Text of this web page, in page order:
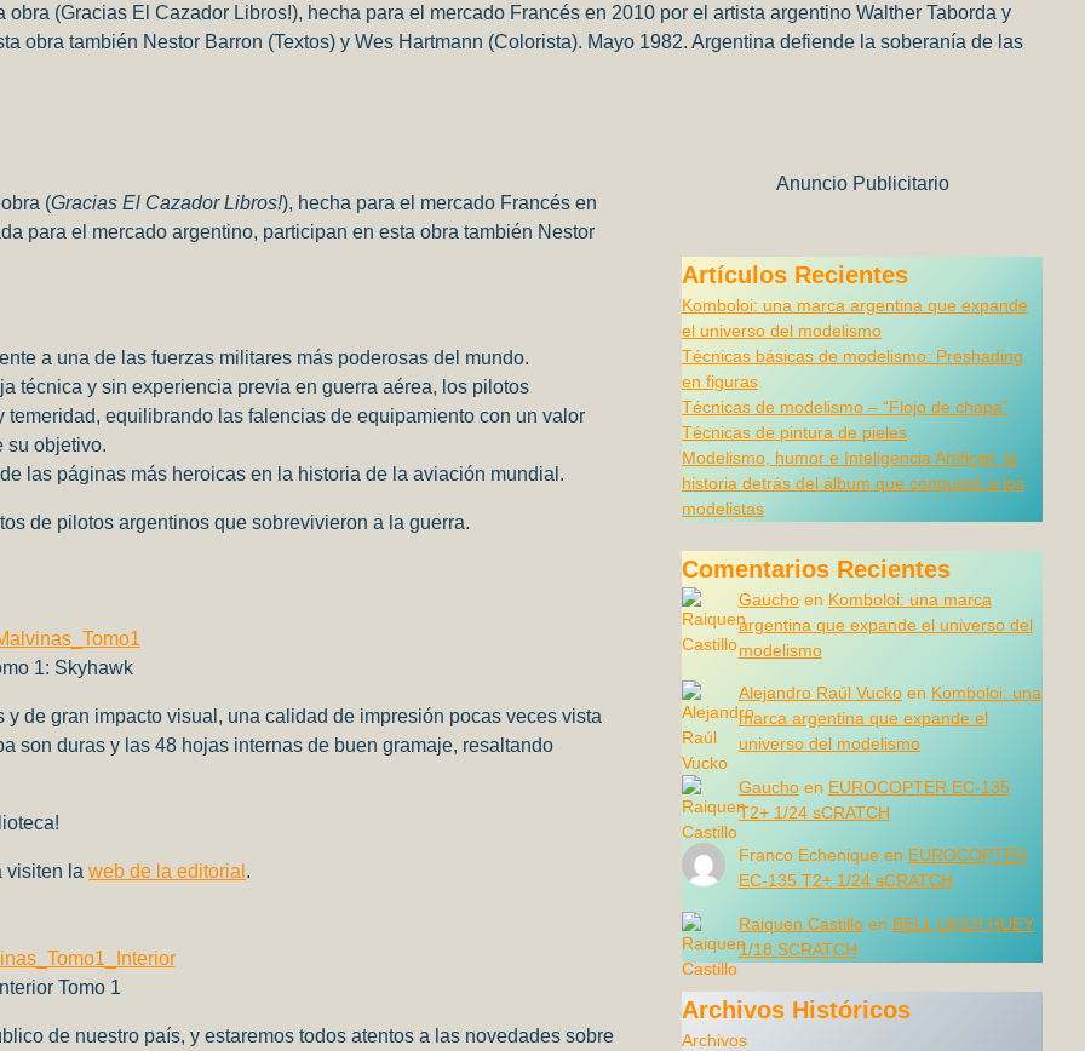
(Gracias El Cazador Libros!), hecha para el mercado Francés en 2010 por el artista argentino Walther Taborda y
obra también Nestor Barron (Textos) y Wes Hartmann (Colorista). Mayo 1982. Argentina defiende la soberanía de las
(Gracias El Cazador Libros!), hecha para el mercado Francés en
para el mercado argentino, participan en esta obra también Nestor
a una de las fuerzas militares más poderosas del mundo.
técnica y sin experiencia previa en guerra aérea, los pilotos
equilibrando las falencias de equipamiento con un valor
su objetivo.
las páginas más heroicas en la historia de la aviación mundial.
de pilotos argentinos que sobrevivieron a la guerra.
1: Skyhawk
de gran impacto visual, una calidad de impresión pocas veces vista
son duras y las 48 hojas internas de buen gramaje, resaltando
visiten la web de la editorial .
Interior Tomo 1
de nuestro país, y estaremos todos atentos a las novedades sobre
Anuncio Publicitario
Artículos Recientes
Komboloi: una marca argentina que expande
el universo del modelismo
Técnicas básicas de modelismo: Preshading
en figuras
Técnicas de modelismo – “Flojo de chapa”
Técnicas de pintura de pieles
Modelismo, humor e Inteligencia Artificial: la
historia detrás del álbum que conquistó a los
modelistas
Comentarios Recientes
Gauchoen Komboloi: una marca
argentina que expande el universo del
modelismo
Alejandro Raúl Vuckoen Komboloi: una
marca argentina que expande el
universo del modelismo
Gauchoen EUROCOPTER EC-135
T2+ 1/24 sCRATCH
Franco Echeniqueen EUROCOPTER
EC-135 T2+ 1/24 sCRATCH
Raiquen Castilloen BELL UH1H HUEY
1/18 SCRATCH
Archivos Históricos
Archivos